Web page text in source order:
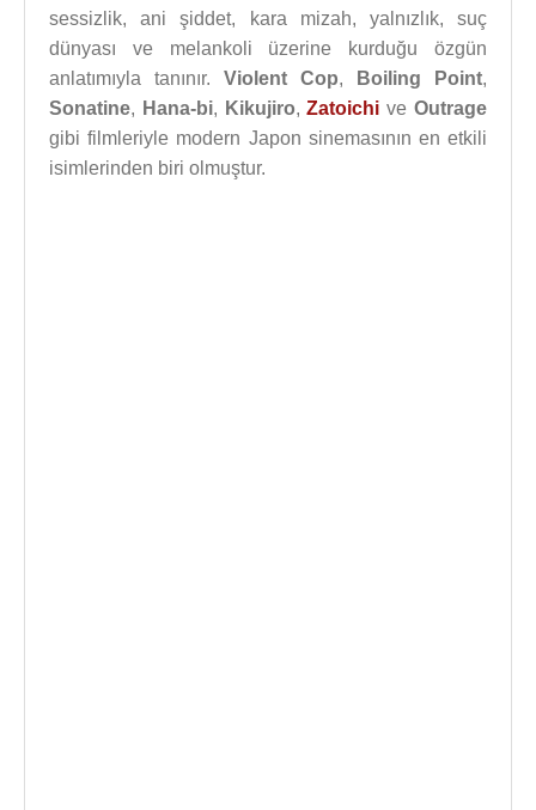
sessizlik, ani şiddet, kara mizah, yalnızlık, suç
dünyası ve melankoli üzerine kurduğu özgün
anlatımıyla tanınır. Violent Cop, Boiling Point,
Sonatine, Hana-bi, Kikujiro,Zatoichi veOutrage
gibi filmleriyle modern Japon sinemasının en etkili
isimlerinden biri olmuştur.